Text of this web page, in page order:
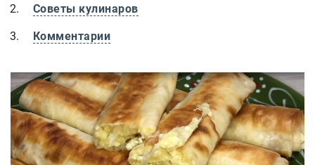
Советы кулинаров
Комментарии
Сырные палочки из лаваша